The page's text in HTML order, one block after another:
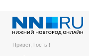
Привет, Гость !